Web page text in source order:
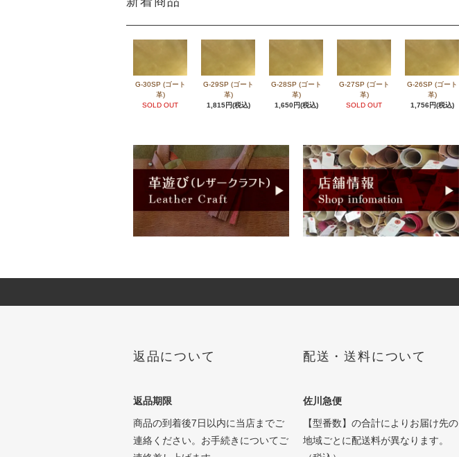
G-30SP (ゴート
革)
SOLD OUT
G-29SP (ゴート
革)
1,815円(税込)
G-28SP (ゴート
革)
1,650円(税込)
G-27SP (ゴート
革)
SOLD OUT
G-26SP (ゴート
革)
1,756円(税込)
返品について
返品期限
商品の到着後7日以内に当店までご
連絡ください。お手続きについてご
配送・送料について
佐川急便
【型番数】の合計によりお届け先の
地域ごとに配送料が異なります。